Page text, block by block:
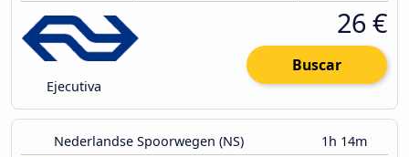
Ejecutiva
26 €
Buscar
Nederlandse Spoorwegen (NS) 1h 14m